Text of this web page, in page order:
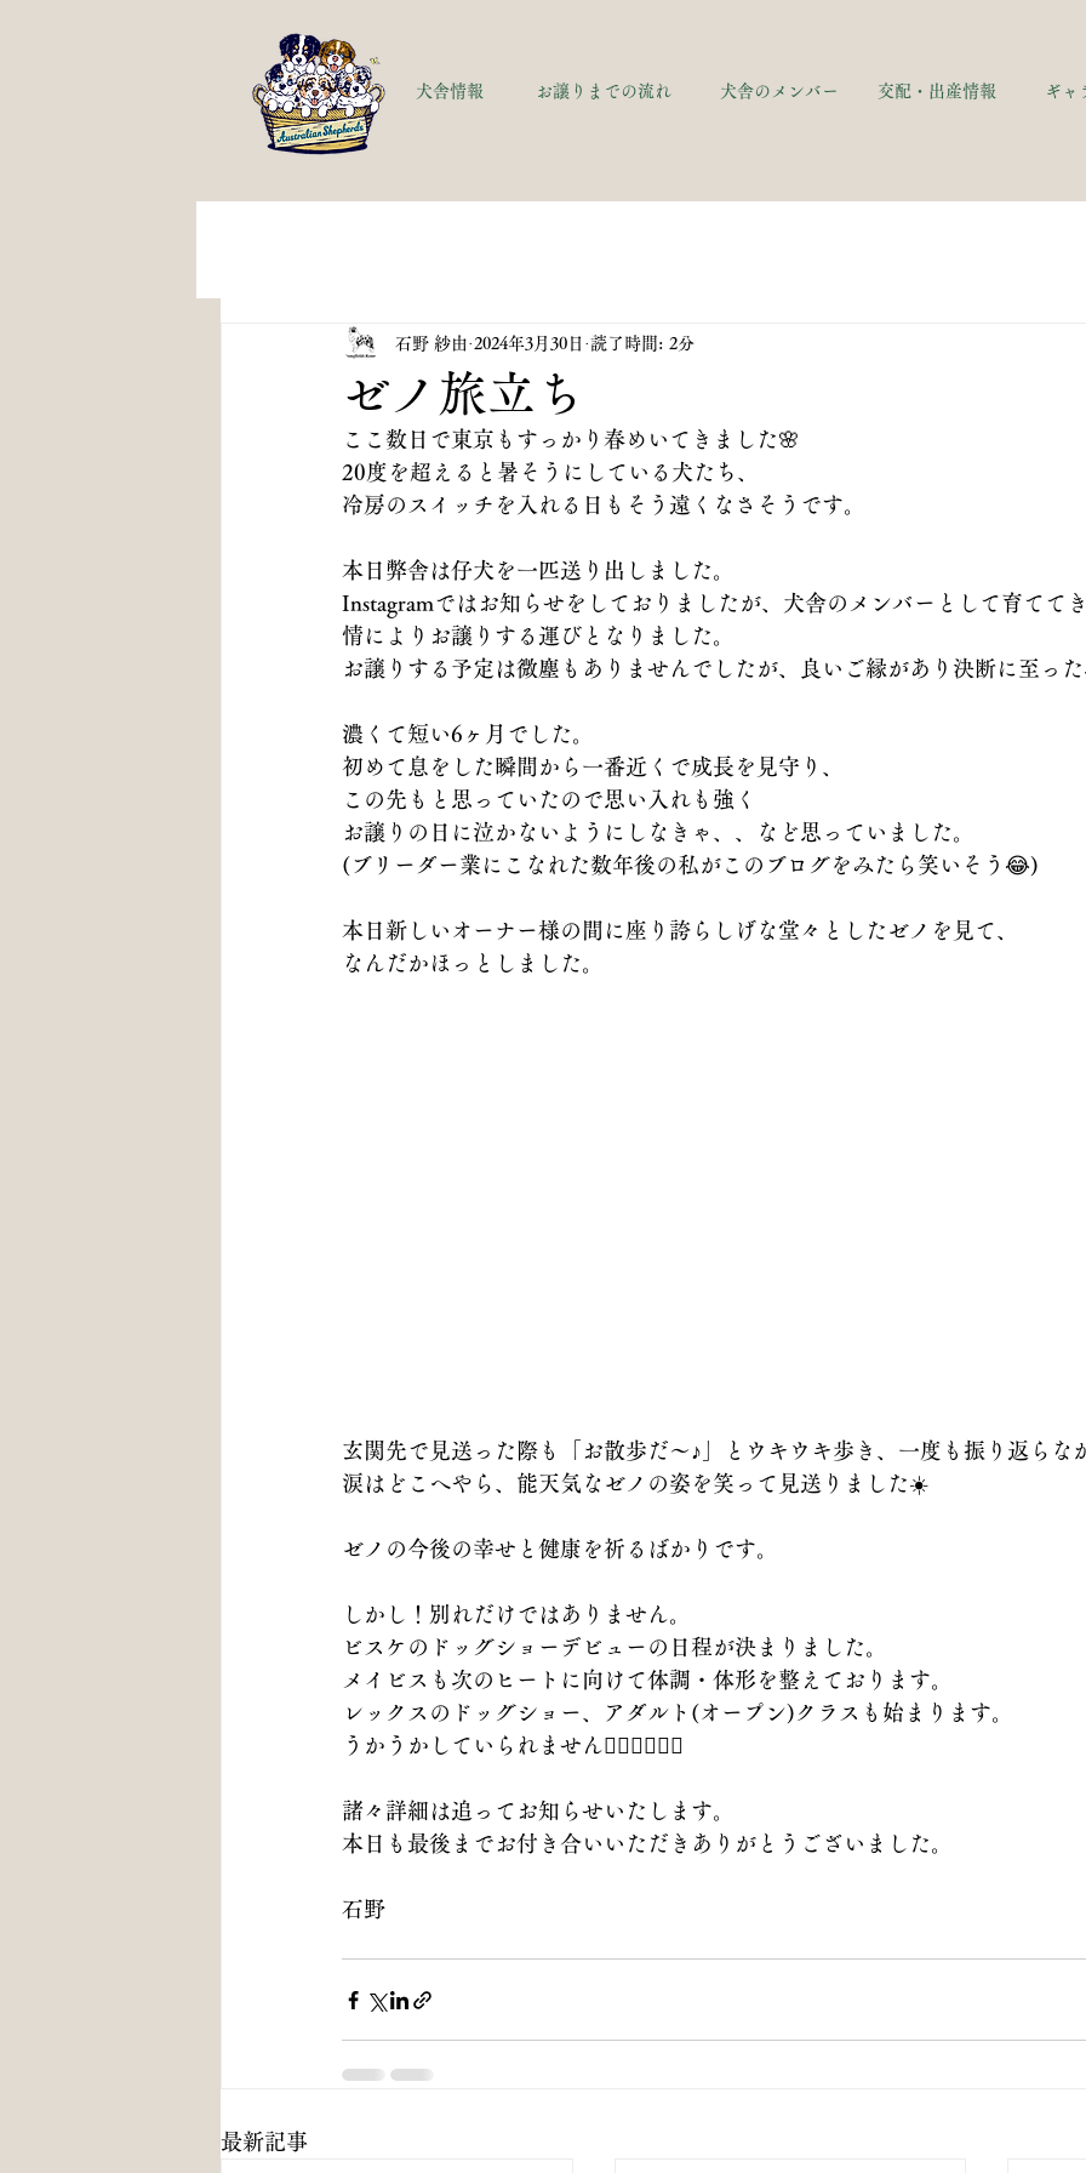
犬舎情報 お譲りまでの流れ 犬舎のメンバー 交配・出産情報 ギャ
ゼノ旅立ち
石野 紗由 2024年3月30日 読了時間: 2分
ここ数日で東京もすっかり春めいてきました🌸
20度を超えると暑そうにしている犬たち、
冷房のスイッチを入れる日もそう遠くなさそうです。
本日弊舎は仔犬を一匹送り出しました。
Instagramではお知らせをしておりましたが、犬舎のメンバーとして育てて
情によりお譲りする運びとなりました。
お譲りする予定は微塵もありませんでしたが、良いご縁があり決断に至った
濃くて短い6ヶ月でした。
初めて息をした瞬間から一番近くで成長を見守り、
この先もと思っていたので思い入れも強く
お譲りの日に泣かないようにしなきゃ、、など思っていました。
(ブリーダー業にこなれた数年後の私がこのブログをみたら笑いそう😂)
本日新しいオーナー様の間に座り誇らしげな堂々としたゼノを見て、
なんだかほっとしました。
玄関先で見送った際も「お散歩だ～♪」とウキウキ歩き、一度も振り返らな
涙はどこへやら、能天気なゼノの姿を笑って見送りました☀️
ゼノの今後の幸せと健康を祈るばかりです。
しかし！別れだけではありません。
ビスケのドッグショーデビューの日程が決まりました。
メイビスも次のヒートに向けて体調・体形を整えております。
レックスのドッグショー、アダルト(オープン)クラスも始まります。
うかうかしていられません🏃‍♂️🏃‍♂️🏃‍♂️
諸々詳細は追ってお知らせいたします。
本日も最後までお付き合いいただきありがとうございました。
石野
最新記事